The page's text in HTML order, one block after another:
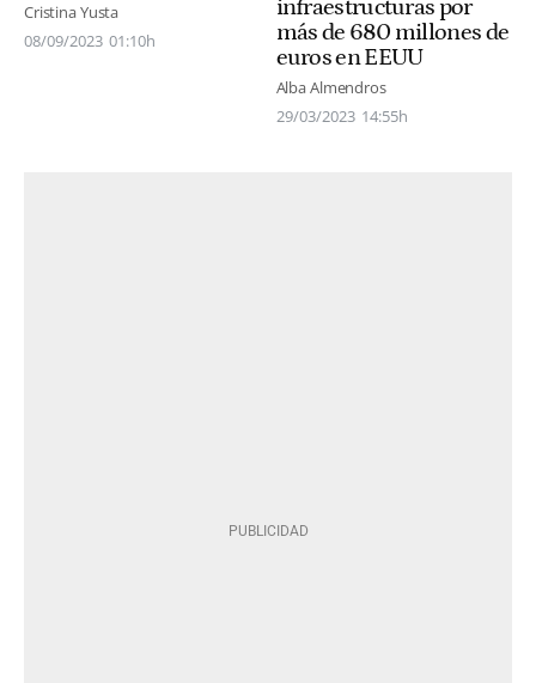
Cristina Yusta
08/09/2023 01:10h
infraestructuras por
más de 680 millones de
euros en EEUU
Alba Almendros
29/03/2023 14:55h